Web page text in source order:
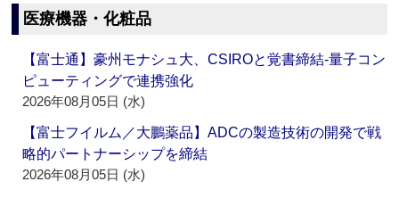
医療機器・化粧品
【富士通】豪州モナシュ大、CSIROと覚書締結‐量子コン
ピューティングで連携強化
2026年08月05日 (水)
【富士フイルム／大鵬薬品】ADCの製造技術の開発で戦
略的パートナーシップを締結
2026年08月05日 (水)